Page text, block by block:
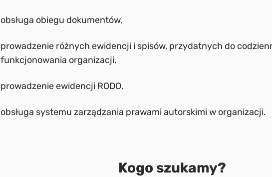
obsługa obiegu dokumentów,
prowadzenie różnych ewidencji i spisów, przydatnych do
funkcjonowania organizacji,
prowadzenie ewidencji RODO,
obsługa systemu zarządzania prawami autorskimi w organizacji.
Kogo szukamy?